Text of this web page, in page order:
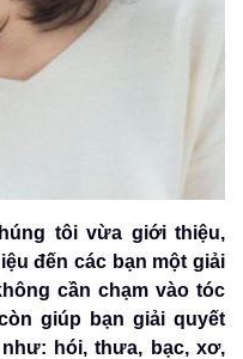
tôi vừa giới thiệu,
đến các bạn một giải
cần chạm vào tóc
giúp bạn giải quyết
hói, thưa, bạc, xơ,